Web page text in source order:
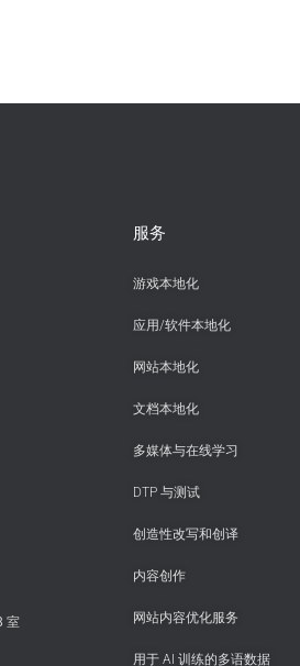
室
服务
游戏本地化
应用/软件本地化
网站本地化
文档本地化
多媒体与在线学习
DTP 与测试
创造性改写和创译
内容创作
网站内容优化服务
用于 AI 训练的多语数据